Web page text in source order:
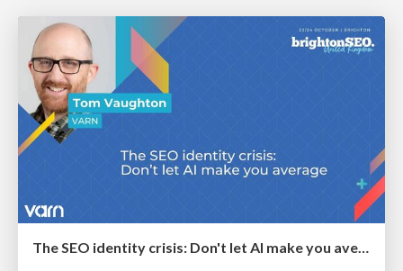
The SEO identity crisis: Don't let AI make you average